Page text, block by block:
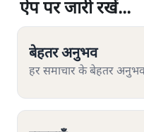
शीतल पी. सिंहकी और स्टोरी
ऐप पर जारी रखें...
बेहतर अनुभव
हर समाचार के बेहतर
ऐप पर जारी रखें...
बेहतर अनुभव
हर समाचार के बेहतर
ऐप पर जारी रखें...
बेहतर अनुभव
हर समाचार के बेहतर
ऐप पर जारी रखें...
बेहतर अनुभव
हर समाचार के बेहतर
ऐप पर जारी रखें...
बेहतर अनुभव
हर समाचार के बेहतर
ऐप पर जारी रखें...
बेहतर अनुभव
हर समाचार के बेहतर
ऐप पर जारी रखें...
बेहतर अनुभव
हर समाचार के बेहतर
ऐप पर जारी रखें...
बेहतर अनुभव
हर समाचार के बेहतर